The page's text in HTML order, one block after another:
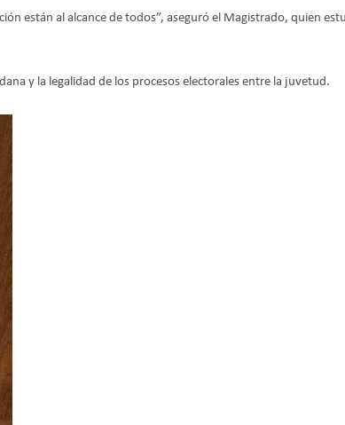
están al alcance de todos”, aseguró el Magistrado, quien
y la legalidad de los procesos electorales entre la juvetud.